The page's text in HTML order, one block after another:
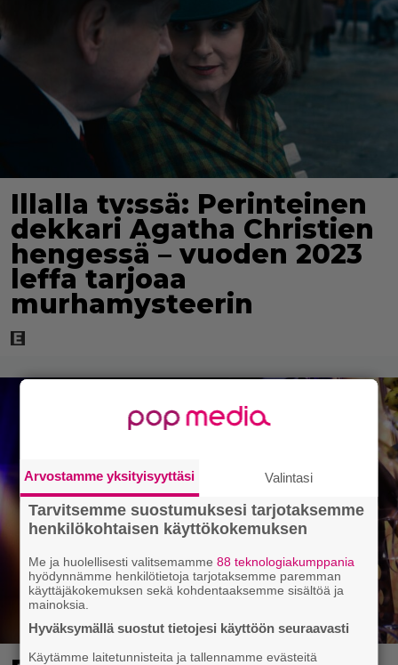
Illalla tv:ssä: Perinteinen
dekkari Agatha Christien
hengessä – vuoden 2023
leffa tarjoaa
murhamysteerin
Arvostamme yksityisyyttäsi Valintasi
Tarvitsemme suostumuksesi tarjotaksemme
henkilökohtaisen käyttökokemuksen
Me ja huolellisesti valitsemamme88 teknologiakumppania
hyödynnämme henkilötietoja tarjotaksemme paremman
käyttäjäkokemuksen sekä kohdentaaksemme sisältöä ja
mainoksia.
Hyväksymällä suostut tietojesi käyttöön seuraavasti
Käytämme laitetunnisteita ja tallennamme evästeitä